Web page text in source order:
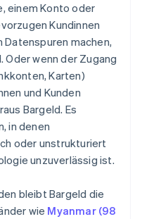
einem Konto oder
Kundinnen
Datenspuren machen,
wenn der Zugang
Karten)
und Kunden
Bargeld. Es
in denen
oder unstrukturiert
unzuverlässig ist.
bleibt Bargeld die
wie Myanmar (98